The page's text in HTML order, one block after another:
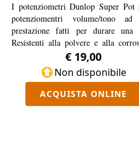
I potenziometri Dunlop Super Pot
potenziomentri volume/tono ad
prestazione fatti per durare una
Resistenti alla polvere e alla
forniscono un suono senza
fondo. Sono stati testati fino a 7
di giri, dopo di chè abbiamo
contare. Metti un set di potenziometri
tuo strumento e forse sarà l'ultimo set
€ 19,00
Non disponibile
ACQUISTA ONLINE